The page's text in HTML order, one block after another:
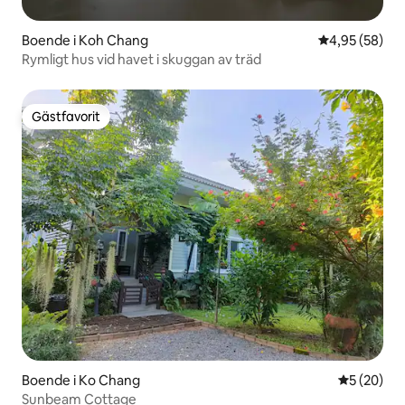
Boende i Koh Chang 4,95 av 5 i
4,95 (58)
Rymligt hus vid havet i skuggan av träd
Gästfavorit
Gästfavorit
Boende i Ko Chang 5 av 5 i
5 (20)
Sunbeam Cottage